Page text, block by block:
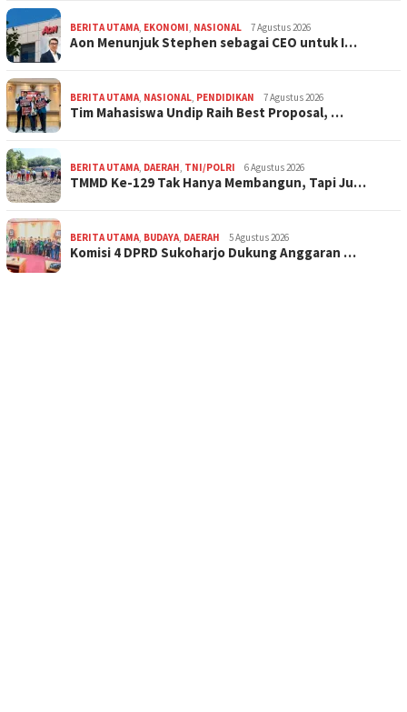
BERITA UTAMA, EKONOMI, NASIONAL 7 Agustus 2026
Aon Menunjuk Stephen sebagai CEO untuk I…
BERITA UTAMA, NASIONAL, PENDIDIKAN 7 Agustus 2026
Tim Mahasiswa Undip Raih Best Proposal, …
BERITA UTAMA, DAERAH, TNI/POLRI 6 Agustus 2026
TMMD Ke-129 Tak Hanya Membangun, Tapi Ju…
BERITA UTAMA, BUDAYA, DAERAH 5 Agustus 2026
Komisi 4 DPRD Sukoharjo Dukung Anggaran …